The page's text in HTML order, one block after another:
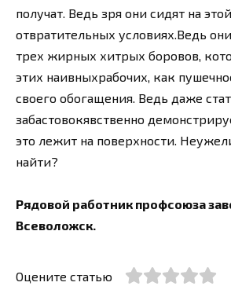
получат. Ведь зря они сидят на
отвратительных условиях.Ведь
трех жирных хитрых боровов,
этих наивныхрабочих, как
своего обогащения. Ведь даже
забастовокявственно
это лежит на поверхности.
найти?
Рядовой работник профсоюза
Всеволожск.
Оцените статью